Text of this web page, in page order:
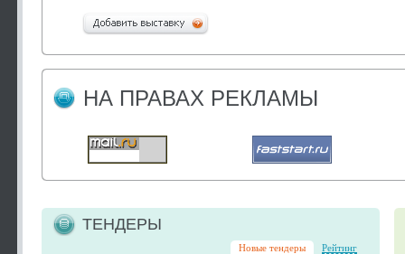
НА ПРАВАХ РЕКЛАМЫ
ТЕНДЕРЫ
Новые тендеры Рейтинг